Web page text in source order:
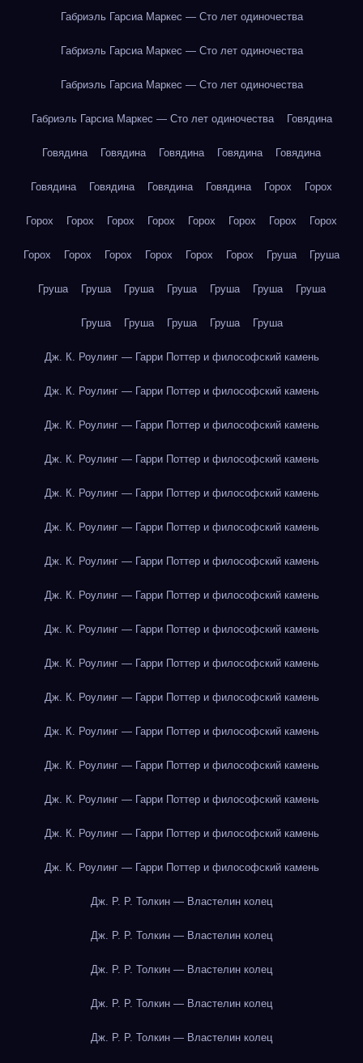
Габриэль Гарсиа Маркес — Сто лет одиночества
Габриэль Гарсиа Маркес — Сто лет одиночества
Габриэль Гарсиа Маркес — Сто лет одиночества
Габриэль Гарсиа Маркес — Сто лет одиночества Говядина
Говядина Говядина Говядина Говядина Говядина
Говядина Говядина Говядина Говядина Горох Горох
Горох Горох Горох Горох Горох Горох Горох Горох
Горох Горох Горох Горох Горох Горох Груша Груша
Груша Груша Груша Груша Груша Груша Груша
Груша Груша Груша Груша Груша
Дж. К. Роулинг — Гарри Поттер и философский камень
Дж. К. Роулинг — Гарри Поттер и философский камень
Дж. К. Роулинг — Гарри Поттер и философский камень
Дж. К. Роулинг — Гарри Поттер и философский камень
Дж. К. Роулинг — Гарри Поттер и философский камень
Дж. К. Роулинг — Гарри Поттер и философский камень
Дж. К. Роулинг — Гарри Поттер и философский камень
Дж. К. Роулинг — Гарри Поттер и философский камень
Дж. К. Роулинг — Гарри Поттер и философский камень
Дж. К. Роулинг — Гарри Поттер и философский камень
Дж. К. Роулинг — Гарри Поттер и философский камень
Дж. К. Роулинг — Гарри Поттер и философский камень
Дж. К. Роулинг — Гарри Поттер и философский камень
Дж. К. Роулинг — Гарри Поттер и философский камень
Дж. К. Роулинг — Гарри Поттер и философский камень
Дж. К. Роулинг — Гарри Поттер и философский камень
Дж. Р. Р. Толкин — Властелин колец
Дж. Р. Р. Толкин — Властелин колец
Дж. Р. Р. Толкин — Властелин колец
Дж. Р. Р. Толкин — Властелин колец
Дж. Р. Р. Толкин — Властелин колец